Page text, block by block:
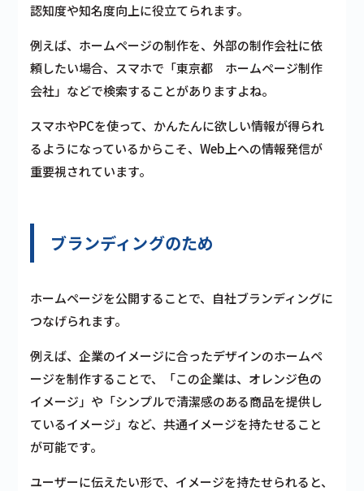
認知度や知名度向上に役立てられます。
例えば、ホームページの制作を、外部の制作会社に依
頼したい場合、スマホで「東京都 ホームページ制作
会社」などで検索することがありますよね。
スマホやPCを使って、かんたんに欲しい情報が得られ
るようになっているからこそ、Web上への情報発信が
重要視されています。
ブランディングのため
ホームページを公開することで、自社ブランディングに
つなげられます。
例えば、企業のイメージに合ったデザインのホームペ
ージを制作することで、「この企業は、オレンジ色の
イメージ」や「シンプルで清潔感のある商品を提供し
ているイメージ」など、共通イメージを持たせること
が可能です。
ユーザーに伝えたい形で、イメージを持たせられると、